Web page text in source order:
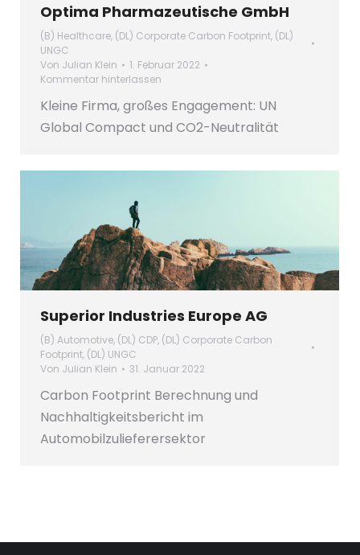
Optima Pharmazeutische GmbH
(B) Healthcare, (DL) Corporate Carbon Footprint, (DL)
UNGC
Von Julian Klein
1. Februar 2022
Kommentar hinterlassen
Kleine Firma, großes Engagement: UN
Global Compact und CO2-Neutralität
Superior Industries Europe AG
(B) Automotive, (DL) CDP, (DL) Corporate Carbon
Footprint, (DL) UNGC
Von Julian Klein 31. Januar 2022
Carbon Footprint Berechnung und
Nachhaltigkeitsbericht im
Automobilzulieferersektor